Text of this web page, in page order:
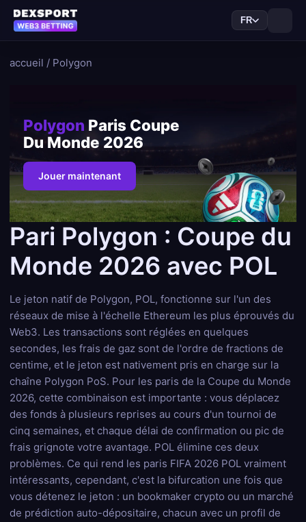
FR
accueil / Polygon
Polygon Paris Coupe
Du Monde 2026
Jouer maintenant
Pari Polygon : Coupe du
Monde 2026 avec POL
Le jeton natif de Polygon, POL, fonctionne sur l'un des
réseaux de mise à l'échelle Ethereum les plus éprouvés du
Web3. Les transactions sont réglées en quelques
secondes, les frais de gaz sont de l'ordre de fractions de
centime, et le jeton est nativement pris en charge sur la
chaîne Polygon PoS. Pour les paris de la Coupe du Monde
2026, cette combinaison est importante : vous déplacez
des fonds à plusieurs reprises au cours d'un tournoi de
cinq semaines, et chaque délai de confirmation ou pic de
frais grignote votre avantage. POL élimine ces deux
problèmes. Ce qui rend les paris FIFA 2026 POL vraiment
intéressants, cependant, c'est la bifurcation une fois que
vous détenez le jeton : un bookmaker crypto ou un marché
de prédiction auto-dépositaire, chacun avec un profil de